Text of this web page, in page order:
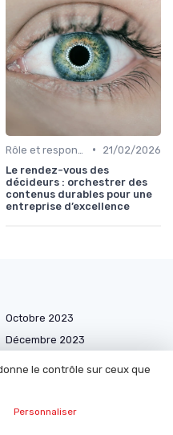
•
21/02/2026
Le rendez-vous des
décideurs : orchestrer des
contenus durables pour une
entreprise d’excellence
Octobre 2023
Décembre 2023
le contrôle sur ceux que
Personnaliser